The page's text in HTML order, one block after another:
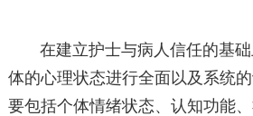
在建立护士与病人信任的基
体的心理状态进行全面以及系统
要包括个体情绪状态、认知功能